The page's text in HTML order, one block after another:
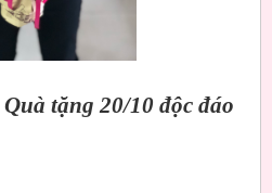
Quà tặng 20/10 độc đáo